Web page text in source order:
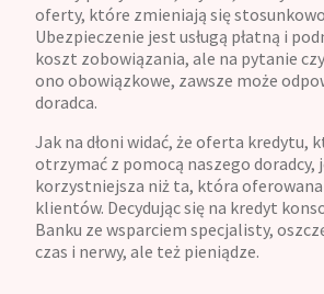
oferty, które zmieniają się
Ubezpieczenie jest usługą płatną i
koszt zobowiązania, ale na pytanie
ono obowiązkowe, zawsze może
doradca.
Jak na dłoni widać, że oferta kredytu,
otrzymać z pomocą naszego doradcy,
korzystniejsza niż ta, która
klientów. Decydując się na kredyt
Banku ze wsparciem specjalisty,
czas i nerwy, ale też pieniądze.